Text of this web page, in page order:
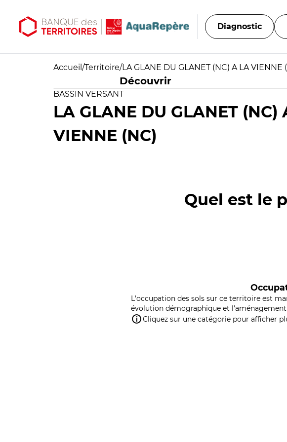
Diagnostic
Accueil /Territoire/LA GLANE DU GLANET (NC) A LA VIENNE
Découvrir
BASSIN VERSANT
LA GLANE DU GLANET (NC)
VIENNE (NC)
Quel est le
L'occupation des sols sur ce territoire est
évolution démographique et
Cliquez sur une catégorie pour afficher